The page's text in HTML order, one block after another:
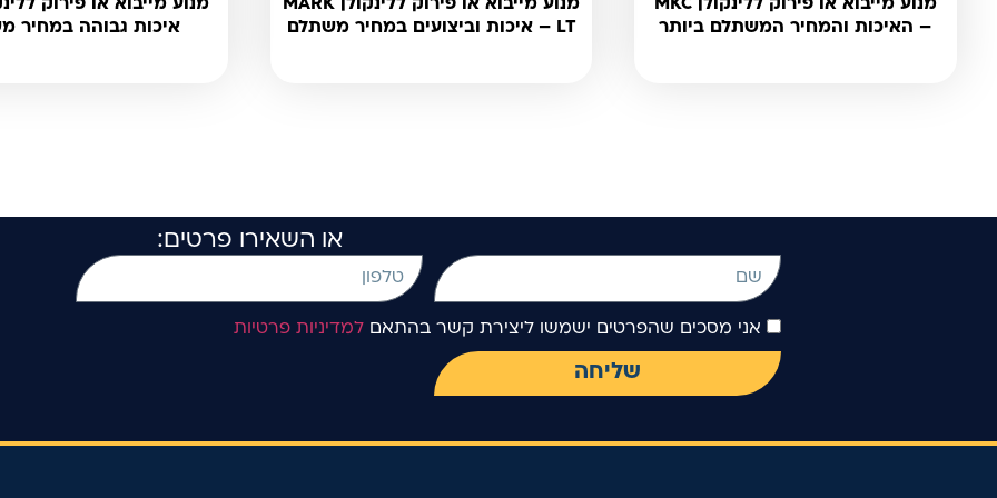
מנוע מייבוא או פירוק ללינקולן MKC
– האיכות והמחיר המשתלם ביותר
מנוע מייבוא או פירוק ללינקולן MARK
LT – איכות וביצועים במחיר משתלם
איכות גבוהה במחיר
או השאירו פרטים:
אני מסכים שהפרטים ישמשו ליצירת קשר בהתאםלמדיניות פרטיות
שליחה